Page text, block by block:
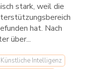
stark, weil die
hat. Nach
über...
Künstliche Intelligenz